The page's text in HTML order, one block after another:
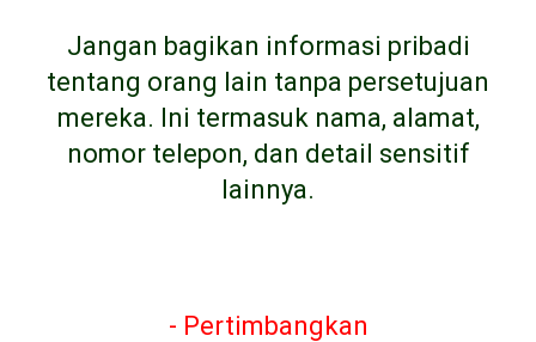
Jangan bagikan informasi pribadi
tentang orang lain tanpa persetujuan
mereka. Ini termasuk nama, alamat,
nomor telepon, dan detail sensitif
lainnya.
- Pertimbangkan